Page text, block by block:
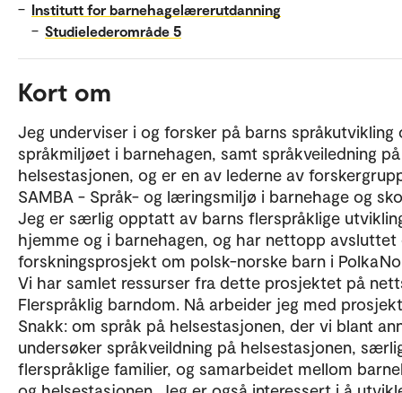
– Institutt for barnehagelærerutdanning
– Studielederområde 5
Kort om
Jeg underviser i og forsker på barns språkutvikling
språkmiljøet i barnehagen, samt språkveiledning på
helsestasjonen, og er en av lederne av
SAMBA - Språk- og læringsmiljø i barnehage og
Jeg er særlig opptatt av barns flerspråklige
hjemme og i barnehagen, og har nettopp avsluttet
forskningsprosjekt om polsk-norske barn i
Vi har samlet ressurser fra dette prosjektet på
Flerspråklig barndom. Nå arbeider jeg med
Snakk: om språk på helsestasjonen, der vi blant
undersøker språkveildning på helsestasjonen,
flerspråklige familier, og samarbeidet mellom